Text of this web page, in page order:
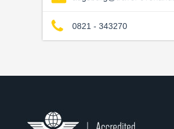
0821 - 343270